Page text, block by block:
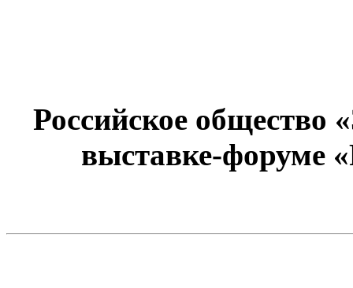
Российское общество
выставке-форуме